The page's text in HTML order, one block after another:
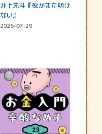
井上先斗『夜がまだ明け
ない』
2026-07-29